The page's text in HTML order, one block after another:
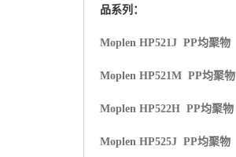
品系列：
Moplen HP521J PP均聚物
Moplen HP521M PP均聚物
Moplen HP522H PP均聚物
Moplen HP525J PP均聚物